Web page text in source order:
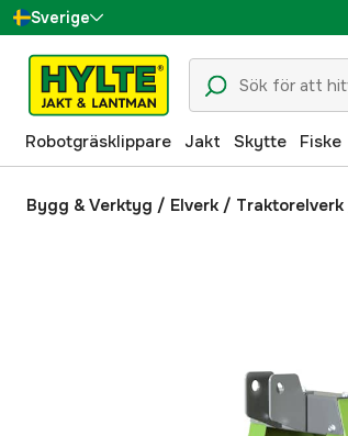
Sverige
Danmark
Suomi
Norge
Deutschland
Robotgräsklippare Jakt Skytte Fiske
Bygg & Verktyg / Elverk / Traktorelverk